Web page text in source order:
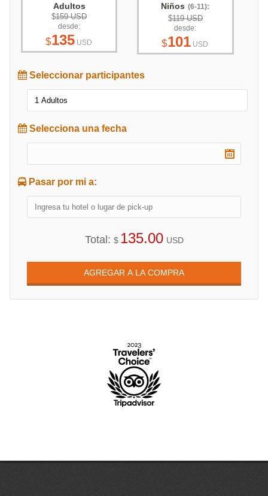
Adultos
$159 USD
desde:
$135 USD
Niños (6-11):
$119 USD
desde:
$101 USD
Seleccionar participantes
Selecciona una fecha
Pasar por mi a:
Total: $ 135.00 USD